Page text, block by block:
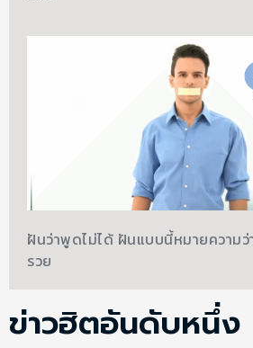
ฝันว่าพูดไม่ได้ ฝันแบบนี้หมายความว่
รวย
ข่าวฮิตอันดับหนึ่ง